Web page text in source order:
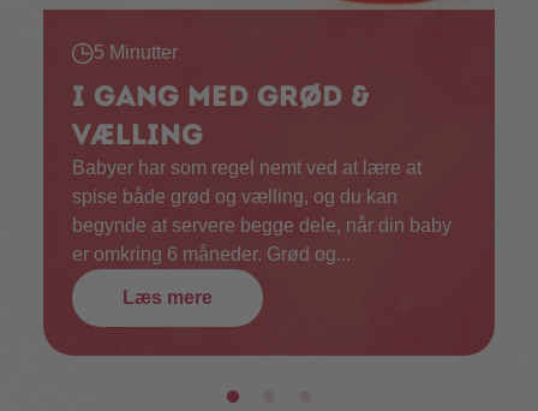
5 Minutter
I gang med grød &
vælling
Babyer har som regel nemt ved at lære at
spise både grød og vælling, og du kan
begynde at servere begge dele, når din baby
er omkring 6 måneder. Grød og...
Læs mere